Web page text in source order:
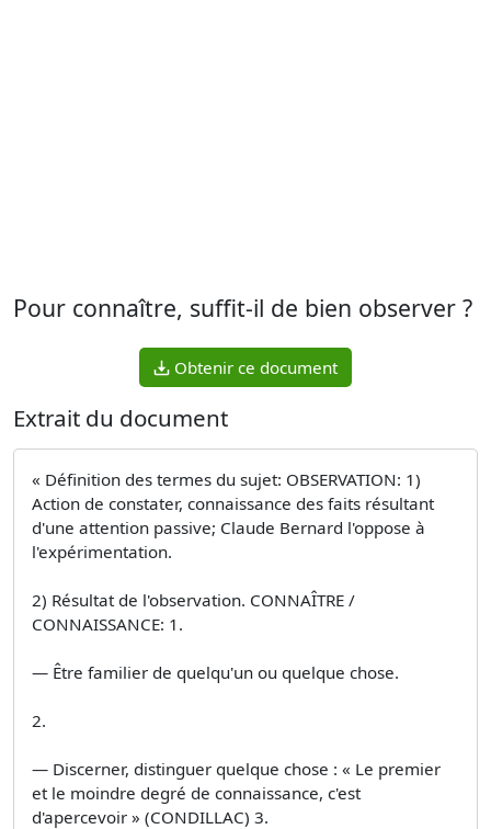
Pour connaître, suffit-il de bien observer ?
Obtenir ce document
Extrait du document
« Définition des termes du sujet: OBSERVATION: 1)
Action de constater, connaissance des faits résultant
d'une attention passive; Claude Bernard l'oppose à
l'expérimentation.
2) Résultat de l'observation. CONNAÎTRE /
CONNAISSANCE: 1.
— Être familier de quelqu'un ou quelque chose.
2.
— Discerner, distinguer quelque chose : « Le premier
et le moindre degré de connaissance, c'est
d'apercevoir » (CONDILLAC) 3.